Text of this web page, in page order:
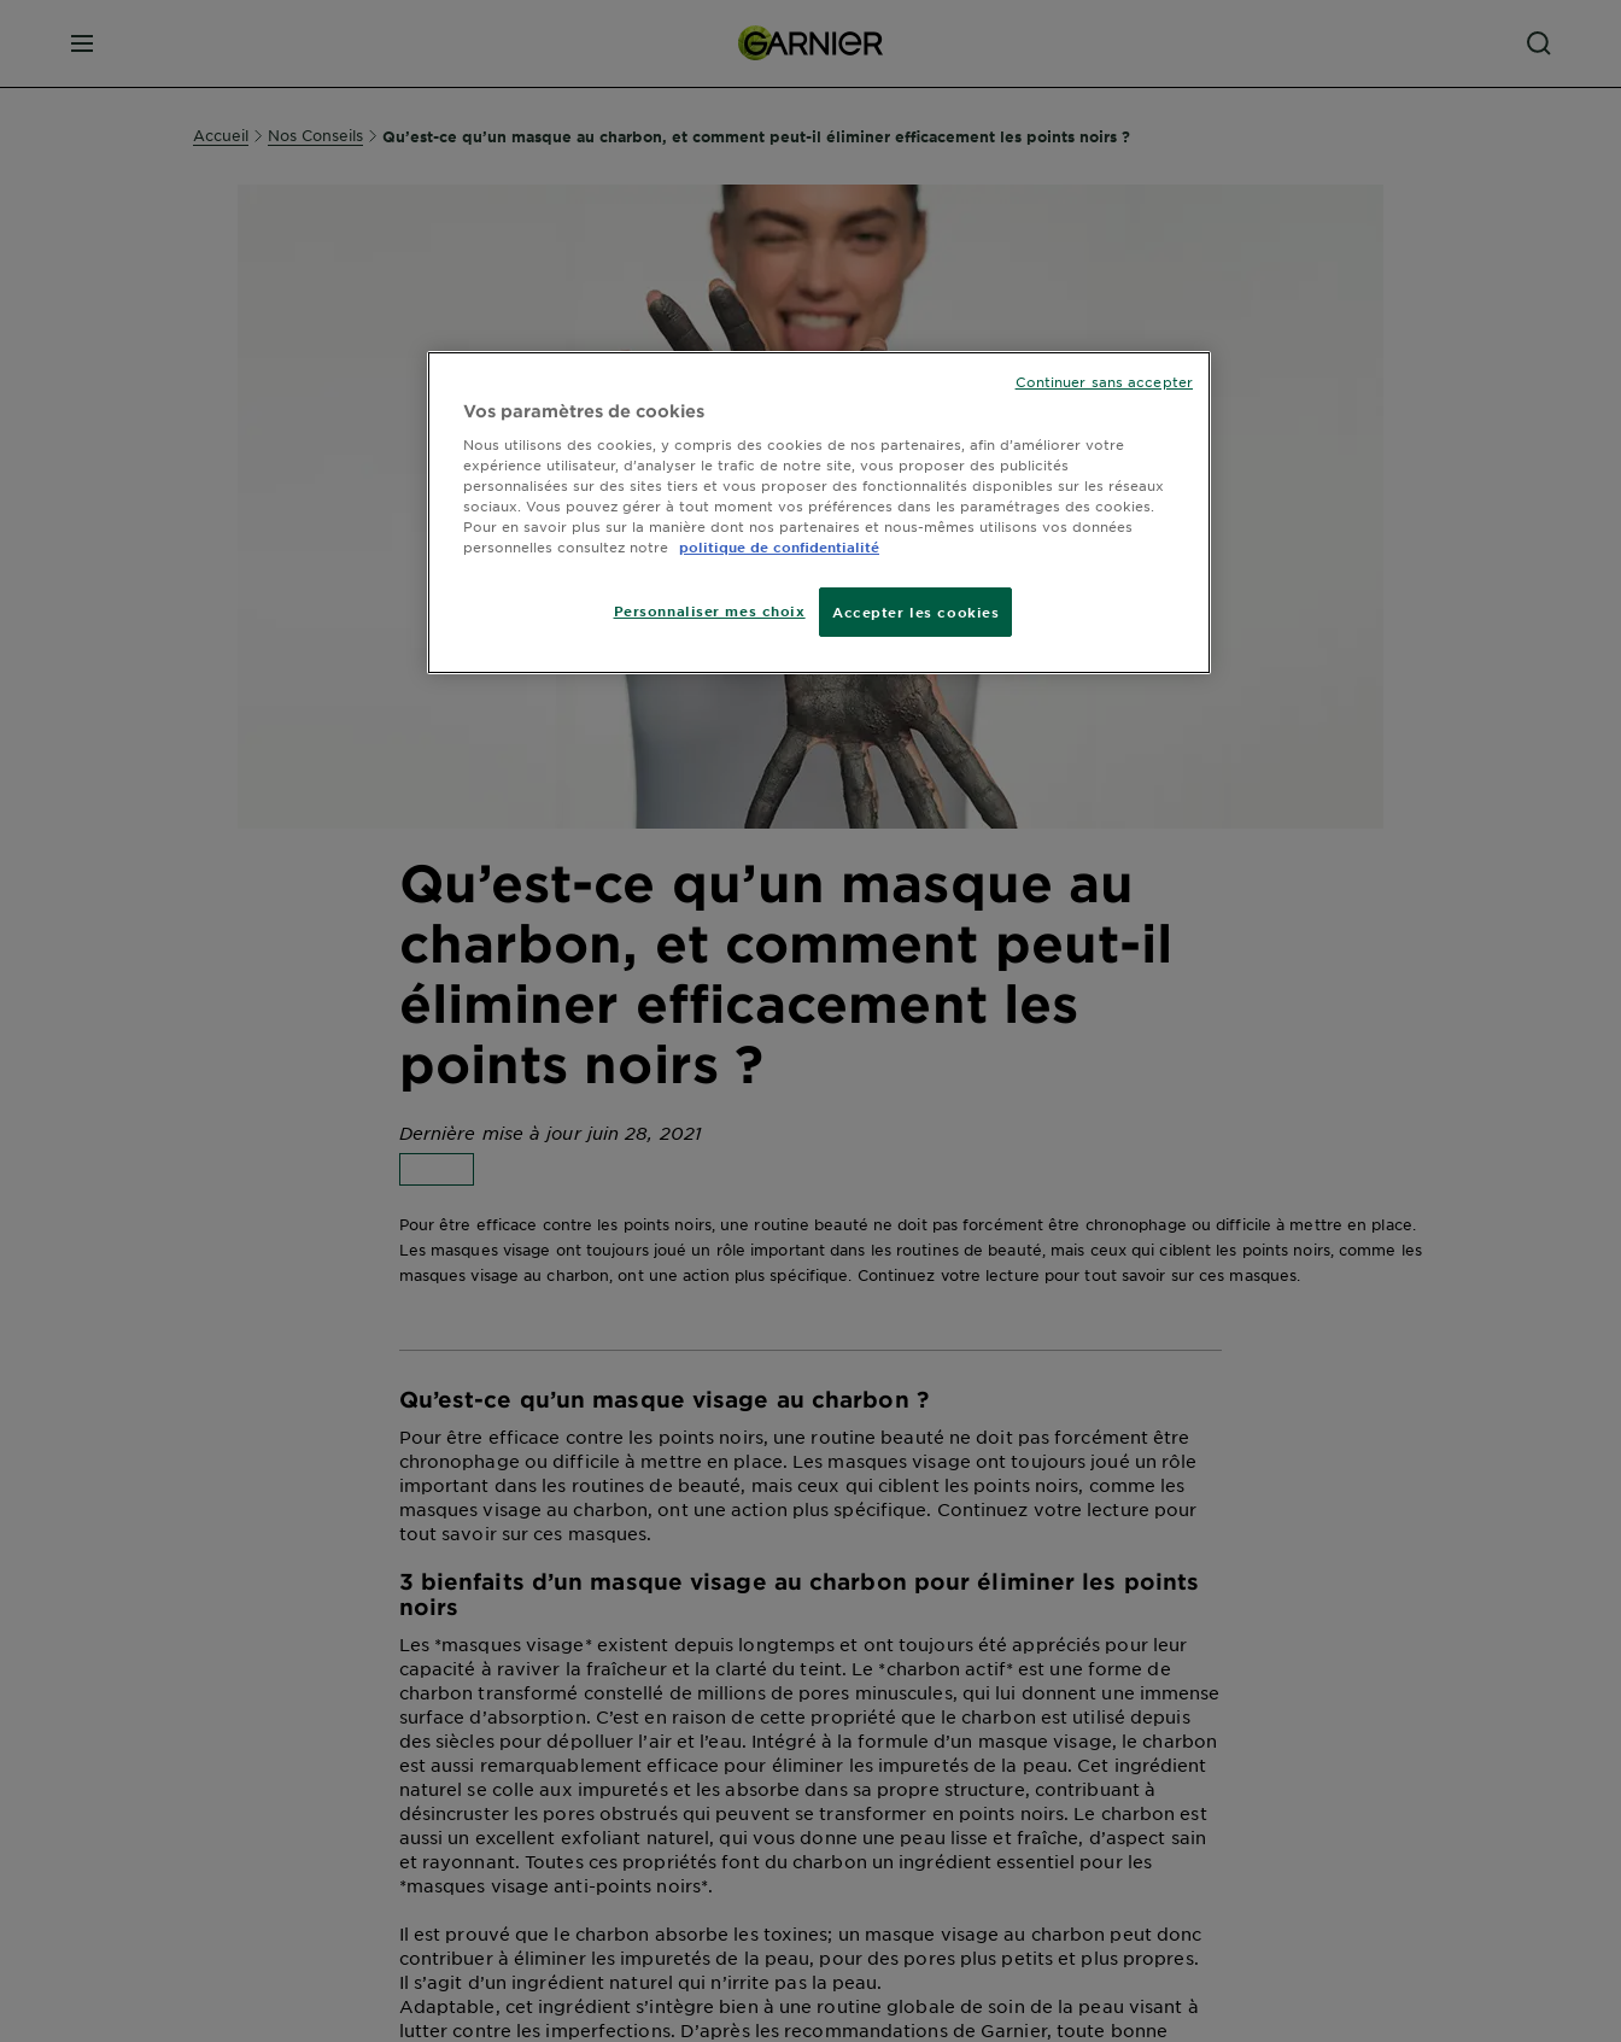
MENU
Accueil Nos Conseils Qu’est-ce qu’un masque au charbon, et comment peut-il éliminer efficacement les points noirs ?
Qu’est-ce qu’un masque au
charbon, et comment peut-il
éliminer efficacement les
points noirs ?
Dernière mise à jour juin 28, 2021
Pour être efficace contre les points noirs, une routine beauté ne doit pas forcément être chronophage ou difficile à mettre en place.
Les masques visage ont toujours joué un rôle important dans les routines de beauté, mais ceux qui ciblent les points noirs, comme les
masques visage au charbon, ont une action plus spécifique. Continuez votre lecture pour tout savoir sur ces masques.
Qu’est-ce qu’un masque visage au charbon ?
Pour être efficace contre les points noirs, une routine beauté ne doit pas forcément être
chronophage ou difficile à mettre en place. Les masques visage ont toujours joué un rôle
important dans les routines de beauté, mais ceux qui ciblent les points noirs, comme les
masques visage au charbon, ont une action plus spécifique. Continuez votre lecture pour
tout savoir sur ces masques.
3 bienfaits d’un masque visage au charbon pour éliminer les points
noirs
Les *masques visage* existent depuis longtemps et ont toujours été appréciés pour leur
capacité à raviver la fraîcheur et la clarté du teint. Le *charbon actif* est une forme de
charbon transformé constellé de millions de pores minuscules, qui lui donnent une immense
surface d’absorption. C’est en raison de cette propriété que le charbon est utilisé depuis
des siècles pour dépolluer l’air et l’eau. Intégré à la formule d’un masque visage, le charbon
est aussi remarquablement efficace pour éliminer les impuretés de la peau. Cet ingrédient
naturel se colle aux impuretés et les absorbe dans sa propre structure, contribuant à
désincruster les pores obstrués qui peuvent se transformer en points noirs. Le charbon est
aussi un excellent exfoliant naturel, qui vous donne une peau lisse et fraîche, d’aspect sain
et rayonnant. Toutes ces propriétés font du charbon un ingrédient essentiel pour les
*masques visage anti-points noirs*.
Il est prouvé que le charbon absorbe les toxines; un masque visage au charbon peut donc
contribuer à éliminer les impuretés de la peau, pour des pores plus petits et plus propres.
Il s’agit d’un ingrédient naturel qui n’irrite pas la peau.
Adaptable, cet ingrédient s’intègre bien à une routine globale de soin de la peau visant à
lutter contre les imperfections. D’après les recommandations de Garnier, toute bonne
Vos paramètres de cookies
Nous utilisons des cookies, y compris des cookies de nos partenaires, afin d’améliorer votre
expérience utilisateur, d’analyser le trafic de notre site, vous proposer des publicités
personnalisées sur des sites tiers et vous proposer des fonctionnalités disponibles sur les réseaux
sociaux. Vous pouvez gérer à tout moment vos préférences dans les paramétrages des cookies.
Pour en savoir plus sur la manière dont nos partenaires et nous-mêmes utilisons vos données
personnelles consultez notre
politique de confidentialité
Accepter les cookies
Personnaliser mes choix
Continuer sans accepter